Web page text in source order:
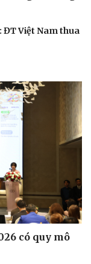
ĐT Việt Nam thua
có quy mô